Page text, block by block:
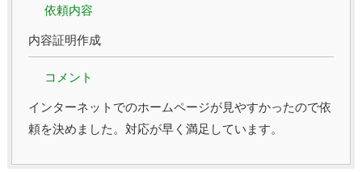
依頼内容
内容証明作成
コメント
インターネットでのホームページが見やすかったので依
頼を決めました。対応が早く満足しています。